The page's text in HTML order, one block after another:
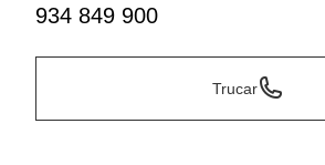
934 849 900
Trucar